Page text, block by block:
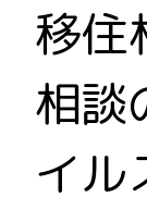
移住
相談
イル